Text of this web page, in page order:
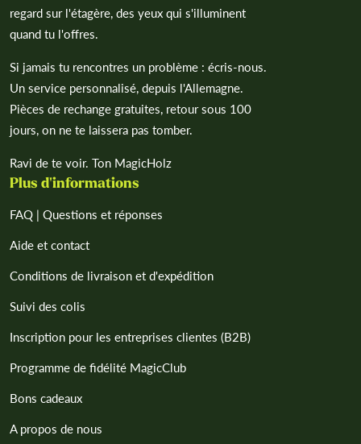
regard sur l'étagère, des yeux qui s'illuminent
quand tu l'offres.
Si jamais tu rencontres un problème : écris-nous.
Un service personnalisé, depuis l'Allemagne.
Pièces de rechange gratuites, retour sous 100
jours, on ne te laissera pas tomber.
Ravi de te voir. Ton MagicHolz
Plus d'informations
FAQ | Questions et réponses
Aide et contact
Conditions de livraison et d'expédition
Suivi des colis
Inscription pour les entreprises clientes (B2B)
Programme de fidélité MagicClub
Bons cadeaux
A propos de nous